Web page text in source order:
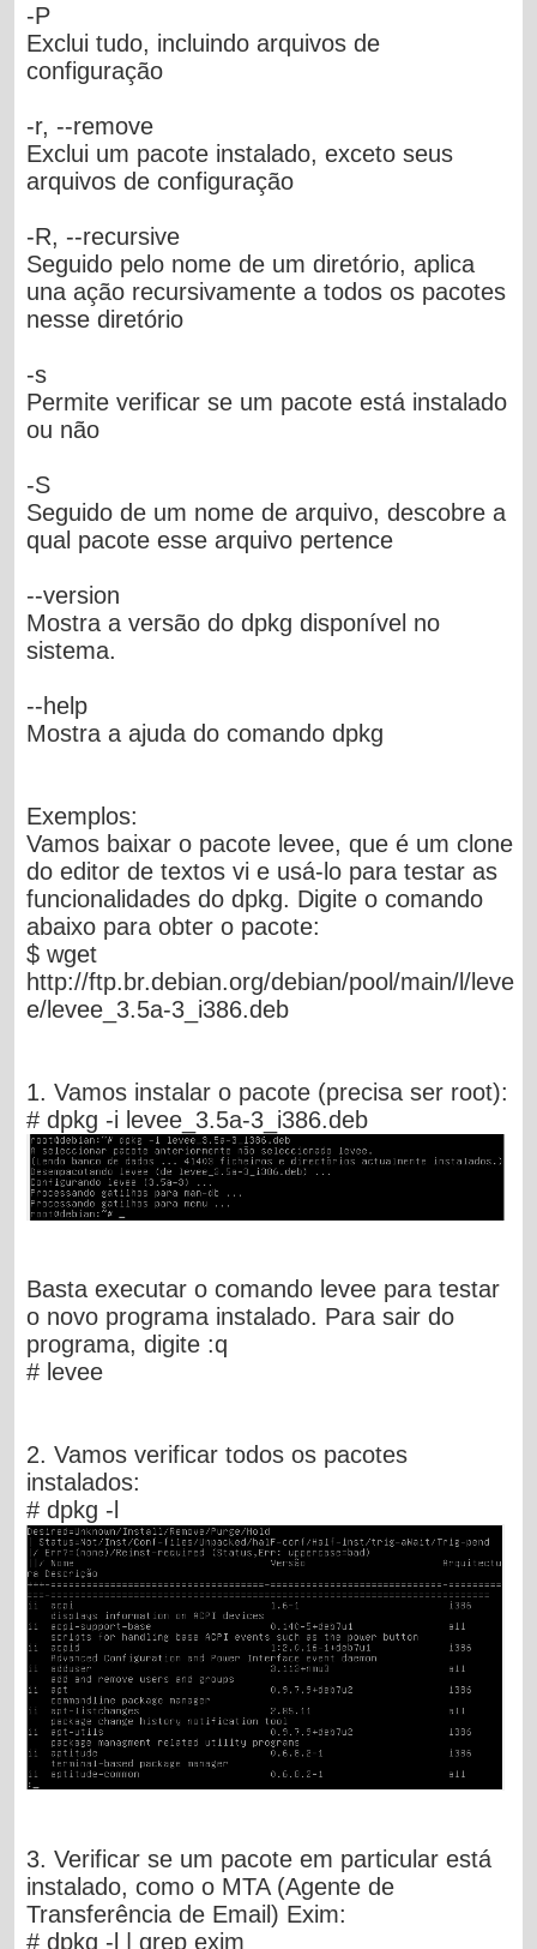
-P
Exclui tudo, incluindo arquivos de
configuração
-r, --remove
Exclui um pacote instalado, exceto seus
arquivos de configuração
-R, --recursive
Seguido pelo nome de um diretório, aplica
una ação recursivamente a todos os pacotes
nesse diretório
-s
Permite verificar se um pacote está instalado
ou não
-S
Seguido de um nome de arquivo, descobre a
qual pacote esse arquivo pertence
--version
Mostra a versão do dpkg disponível no
sistema.
--help
Mostra a ajuda do comando dpkg
Exemplos:
Vamos baixar o pacote levee, que é um clone
do editor de textos vi e usá-lo para testar as
funcionalidades do dpkg. Digite o comando
abaixo para obter o pacote:
$ wget
http://ftp.br.debian.org/debian/pool/main/l/leve
e/levee_3.5a-3_i386.deb
1. Vamos instalar o pacote (precisa ser root):
# dpkg -i levee_3.5a-3_i386.deb
Basta executar o comando levee para testar
o novo programa instalado. Para sair do
programa, digite :q
# levee
2. Vamos verificar todos os pacotes
instalados:
# dpkg -l
3. Verificar se um pacote em particular está
instalado, como o MTA (Agente de
Transferência de Email) Exim:
# dpkg -l | grep exim